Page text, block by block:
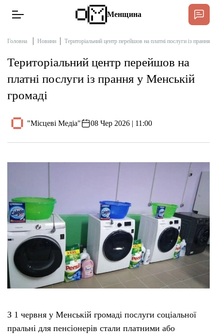
Новини
Інтерв’ю
Тексти
Бюджет
Тендери
Довідник
Рекламні прайси
Підтримати
Менщина
Головна Новини Територіальний центр перейшов на платні послуги із прання
Територіальний центр перейшов на
платні послуги із прання у Менській
громаді
"Місцеві Медіа" 08 Чер 2026 | 11:00
З 1 червня у Менській громаді послуги соціальної
пральні для пенсіонерів стали платними або